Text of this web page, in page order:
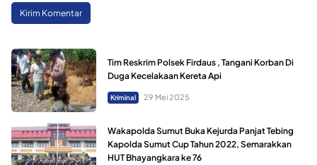
Tim Reskrim Polsek Firdaus , Tangani Korban Di
Duga Kecelakaan Kereta Api
Kriminal 29 Mei 2025
Wakapolda Sumut Buka Kejurda Panjat Tebing
Kapolda Sumut Cup Tahun 2022, Semarakkan
HUT Bhayangkara ke 76